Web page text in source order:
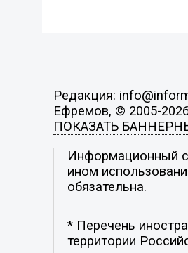
Редакция:
Ефремов, © 2005-
ПОКАЗАТЬ
Информационный
ином
обязательна.
* Перечень
территории